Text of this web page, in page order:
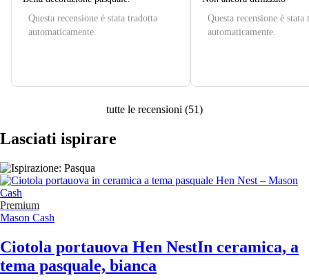
Questa recensione è stata tradotta
automaticamente.
Questa recensione è stata
automaticamente.
tutte le recensioni (51)
Lasciati ispirare
Premium
Mason Cash
Ciotola portauova Hen NestIn ceramica, a
tema pasquale, bianca